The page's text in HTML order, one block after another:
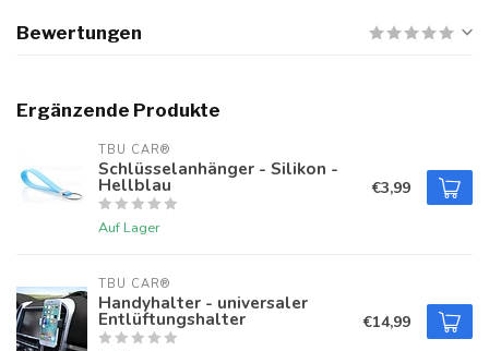
Bewertungen
Ergänzende Produkte
TBU CAR®
Schlüsselanhänger - Silikon -
Hellblau
Auf Lager
€3,99
TBU CAR®
Handyhalter - universaler
Entlüftungshalter €14,99